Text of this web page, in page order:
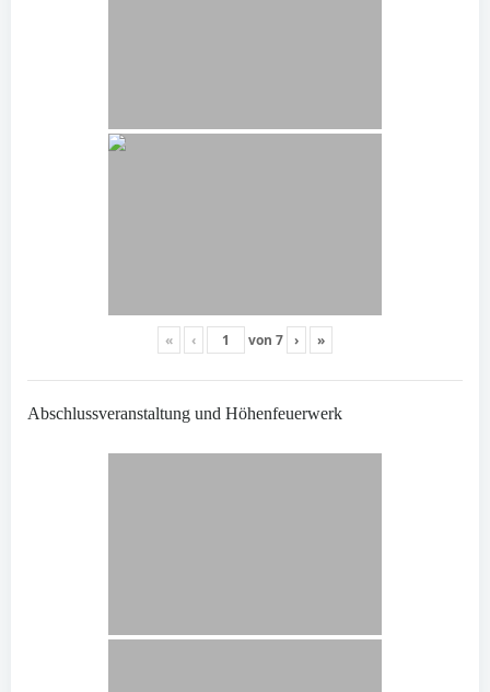
« ‹ von 7 › »
Abschlussveranstaltung und Höhenfeuerwerk